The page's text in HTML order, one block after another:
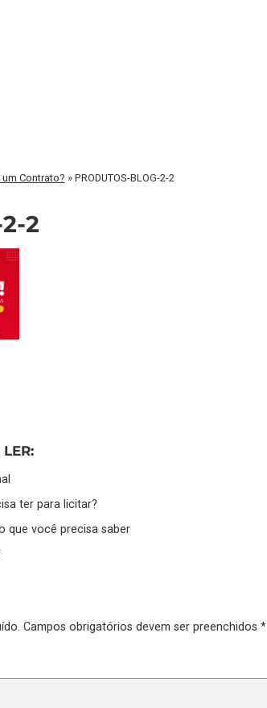
Contrato? »PRODUTOS-BLOG-2-2
2
ter para licitar?
que você precisa saber
Campos obrigatórios devem ser preenchidos *